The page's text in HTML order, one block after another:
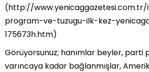
(http://
program-ve-tuzugu-ilk-kez-
175673h.htm)
Görüyorsunuz; hanımlar beyler, parti
varıncaya kadar bağlanmışlar,